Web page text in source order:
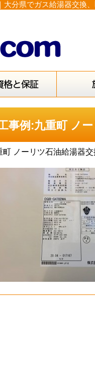
分県でガス給湯器交換
事例:九重町 ノ
町 ノーリツ石油給湯器